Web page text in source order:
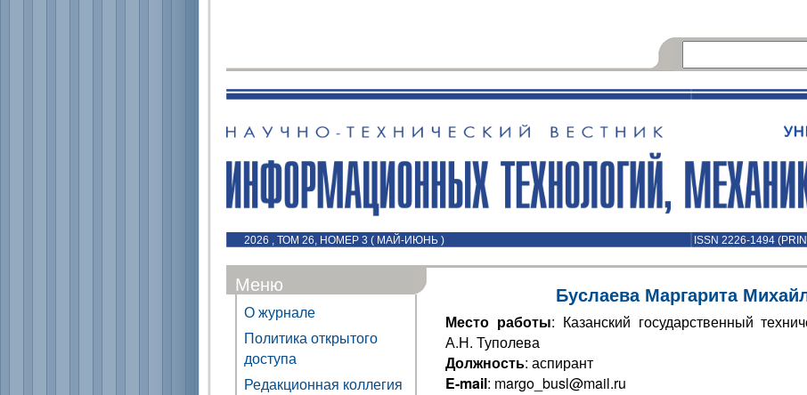
2026 , ТОМ 26, НОМЕР 3 ( МАЙ-ИЮНЬ ) ISSN 2226-1494
Меню
О журнале
Политика открытого
доступа
Редакционная коллегия
Буслаева Маргарита
Место работы: Казанский государственный
А.Н. Туполева
Должность: аспирант
E-mail: margo_busl@mail.ru